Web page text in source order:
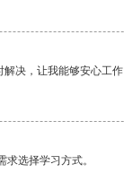
决，让我能够安心工
选择学习方式。